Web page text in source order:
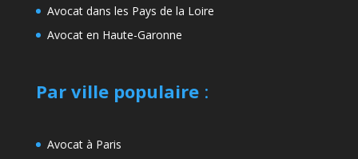
Avocat dans les Pays de la Loire
Avocat en Haute-Garonne
Par ville populaire:
Avocat à Paris